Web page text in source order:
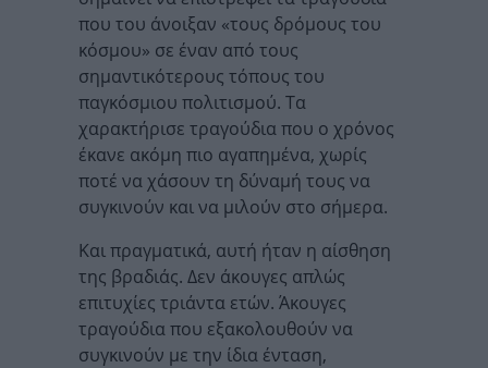
που του άνοιξαν «τους δρόμους του
κόσμου» σε έναν από τους
σημαντικότερους τόπους του
παγκόσμιου πολιτισμού. Τα
χαρακτήρισε τραγούδια που ο χρόνος
έκανε ακόμη πιο αγαπημένα, χωρίς
ποτέ να χάσουν τη δύναμή τους να
συγκινούν και να μιλούν στο σήμερα.
Και πραγματικά, αυτή ήταν η αίσθηση
της βραδιάς. Δεν άκουγες απλώς
επιτυχίες τριάντα ετών. Άκουγες
τραγούδια που εξακολουθούν να
συγκινούν με την ίδια ένταση,